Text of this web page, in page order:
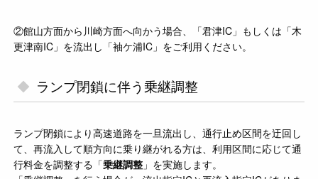
②館山方面から川崎方面へ向かう場合、「君津IC」もしくは「木
更津南IC」を流出し「袖ケ浦IC」をご利用ください。
ランプ閉鎖に伴う乗継調整
ランプ閉鎖により高速道路を一旦流出し、通行止め区間を迂回し
て、再流入して順方向に乗り継がれる方は、利用区間に応じて通
行料金を調整する「乗継調整 」を実施します。